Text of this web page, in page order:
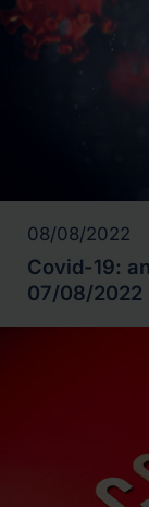
08/08/2022
Covid-19:
07/08/2022